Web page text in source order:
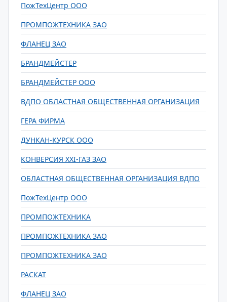
ПожТехЦентр ООО
ПРОМПОЖТЕХНИКА ЗАО
ФЛАНЕЦ ЗАО
БРАНДМЕЙСТЕР
БРАНДМЕЙСТЕР ООО
ВДПО ОБЛАСТНАЯ ОБЩЕСТВЕННАЯ ОРГАНИЗАЦИЯ
ГЕРА ФИРМА
ДУНКАН-КУРСК ООО
КОНВЕРСИЯ XXI-ГАЗ ЗАО
ОБЛАСТНАЯ ОБЩЕСТВЕННАЯ ОРГАНИЗАЦИЯ ВДПО
ПожТехЦентр ООО
ПРОМПОЖТЕХНИКА
ПРОМПОЖТЕХНИКА ЗАО
ПРОМПОЖТЕХНИКА ЗАО
РАСКАТ
ФЛАНЕЦ ЗАО